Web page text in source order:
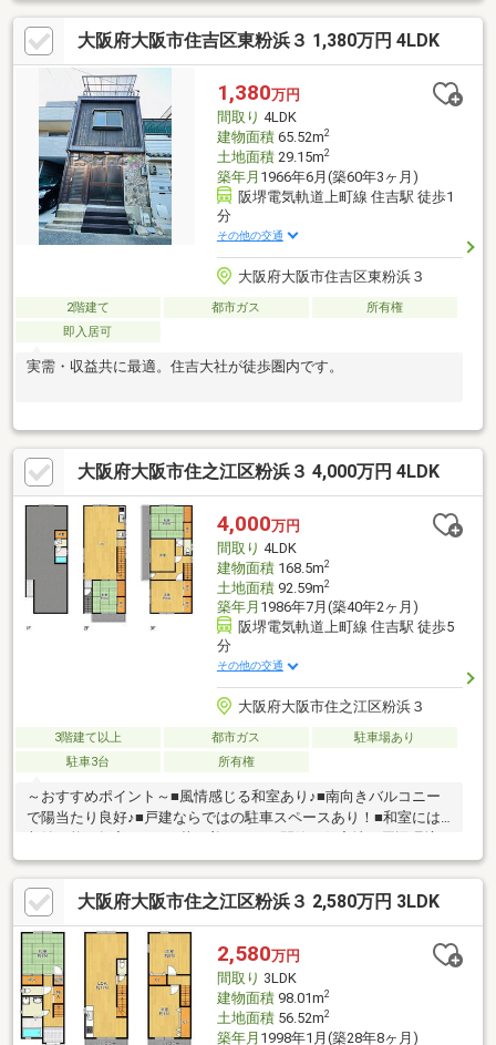
ルコン」の注文住宅・南向き・南西角地につき陽当たりと風通し
良好・プール遊びやBBQなどおうち時間を楽しめる開放的な屋上
テラス付き【上場企業グループの不動産部門・なんぼや不動産】
まずは資料から→オレンジの【資料請求する】ボタンから！気軽
に予約→赤の【見学予約する】ボタンから！電話で相談→フリー
ダイヤル：0120-963-221（年中無休）
大阪府大阪市住吉区東粉浜３ 1,380万円 4LDK
1,380万円
間取り 4LDK
建物面積65.52m2
土地面積29.15m2
築年月 1966年6月(築60年3ヶ月)
阪堺電気軌道上町線 住吉駅 徒歩1
分
その他の交通
大阪府大阪市住吉区東粉浜３
2階建て 都市ガス
所有権
即入居可
実需・収益共に最適。住吉大社が徒歩圏内です。
大阪府大阪市住之江区粉浜３ 4,000万円 4LDK
4,000万円
間取り 4LDK
建物面積168.5m2
土地面積92.59m2
築年月 1986年7月(築40年2ヶ月)
阪堺電気軌道上町線 住吉駅 徒歩5
分
その他の交通
大阪府大阪市住之江区粉浜３
3階建て以上 都市ガス
駐車場あり
駐車3台
所有権
～おすすめポイント～■風情感じる和室あり♪■南向きバルコニー
で陽当たり良好♪■戸建ならではの駐車スペースあり！■和室には
～・コンビニまで徒歩約4分・スーパーまで徒歩約5分・郵便局ま
で徒歩約8分・病院まで徒歩約6分粉浜小学校まで徒歩約5分とお
子様の通いやすい距離♪公園も近く、子育て世代の方にもおすす
め！その他、周辺には生活に便利な施設が充実♪ぜひ、一度ご覧に
なってみませんか♪住宅ローンや資金計画などお気軽にご相談くだ
さい！お気軽にお問合せください！
大阪府大阪市住之江区粉浜３ 2,580万円 3LDK
2,580万円
間取り 3LDK
建物面積98.01m2
土地面積56.52m2
築年月 1998年1月(築28年8ヶ月)